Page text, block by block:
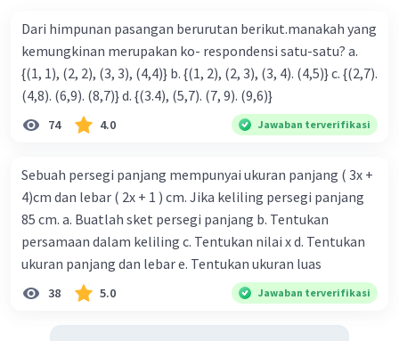
Dari himpunan pasangan berurutan berikut.manakah yang
kemungkinan merupakan ko- respondensi satu-satu? a.
{(1, 1), (2, 2), (3, 3), (4,4)} b. {(1, 2), (2, 3), (3, 4). (4,5)} c. {(2,7).
(4,8). (6,9). (8,7)} d. {(3.4), (5,7). (7, 9). (9,6)}
74 4.0 Jawaban terverifikasi
Sebuah persegi panjang mempunyai ukuran panjang ( 3x +
4)cm dan lebar ( 2x + 1 ) cm. Jika keliling persegi panjang
85 cm. a. Buatlah sket persegi panjang b. Tentukan
persamaan dalam keliling c. Tentukan nilai x d. Tentukan
ukuran panjang dan lebar e. Tentukan ukuran luas
38 5.0 Jawaban terverifikasi